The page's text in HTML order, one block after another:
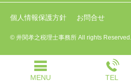
個人情報保護方針 お問合せ
© 井関孝之税理士事務所 All rights Reserved.
MENU TEL